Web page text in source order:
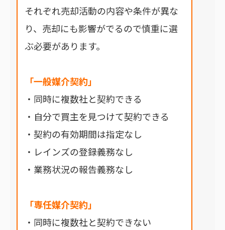
それぞれ売却活動の内容や条件が異な
り、売却にも影響がでるので慎重に選
ぶ必要があります。
「一般媒介契約」
・同時に複数社と契約できる
・自分で買主を見つけて契約できる
・契約の有効期間は指定なし
・レインズの登録義務なし
・業務状況の報告義務なし
「専任媒介契約」
・同時に複数社と契約できない